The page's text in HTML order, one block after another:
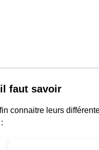
faut savoir
connaitre leurs